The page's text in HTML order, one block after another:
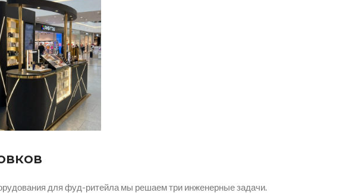
для фуд-ритейла мы решаем три инженерные задачи.